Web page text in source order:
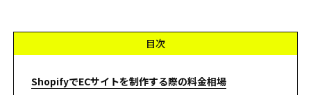
目次
ShopifyでECサイトを制作する際の料金相場